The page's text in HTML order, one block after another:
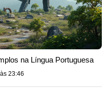
na Língua Portuguesa
23:46